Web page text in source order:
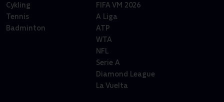
Cykling
Tennis
Badminton
FIFA VM 2026
A Liga
ATP
WTA
NFL
Serie A
Diamond League
La Vuelta